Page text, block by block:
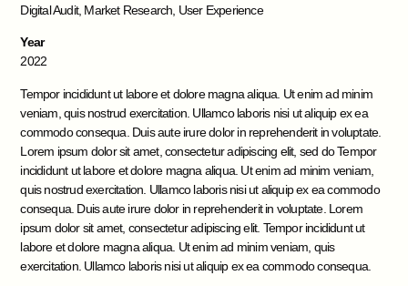
Digital Audit, Market Research, User Experience
Year
2022
Tempor incididunt ut labore et dolore magna aliqua. Ut enim ad minim
veniam, quis nostrud exercitation. Ullamco laboris nisi ut aliquip ex ea
commodo consequa. Duis aute irure dolor in reprehenderit in voluptate.
Lorem ipsum dolor sit amet, consectetur adipiscing elit, sed do Tempor
incididunt ut labore et dolore magna aliqua. Ut enim ad minim veniam,
quis nostrud exercitation. Ullamco laboris nisi ut aliquip ex ea commodo
consequa. Duis aute irure dolor in reprehenderit in voluptate. Lorem
ipsum dolor sit amet, consectetur adipiscing elit. Tempor incididunt ut
labore et dolore magna aliqua. Ut enim ad minim veniam, quis
exercitation. Ullamco laboris nisi ut aliquip ex ea commodo consequa.